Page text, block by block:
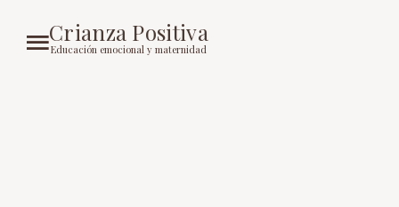
Crianza Positiva
Educación emocional y maternidad